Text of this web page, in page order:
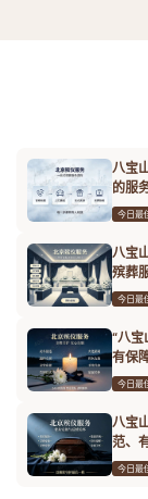
八宝
的服
今日最
八宝
殡葬
今日最
“八
有保
今日最
八宝
范、
今日最